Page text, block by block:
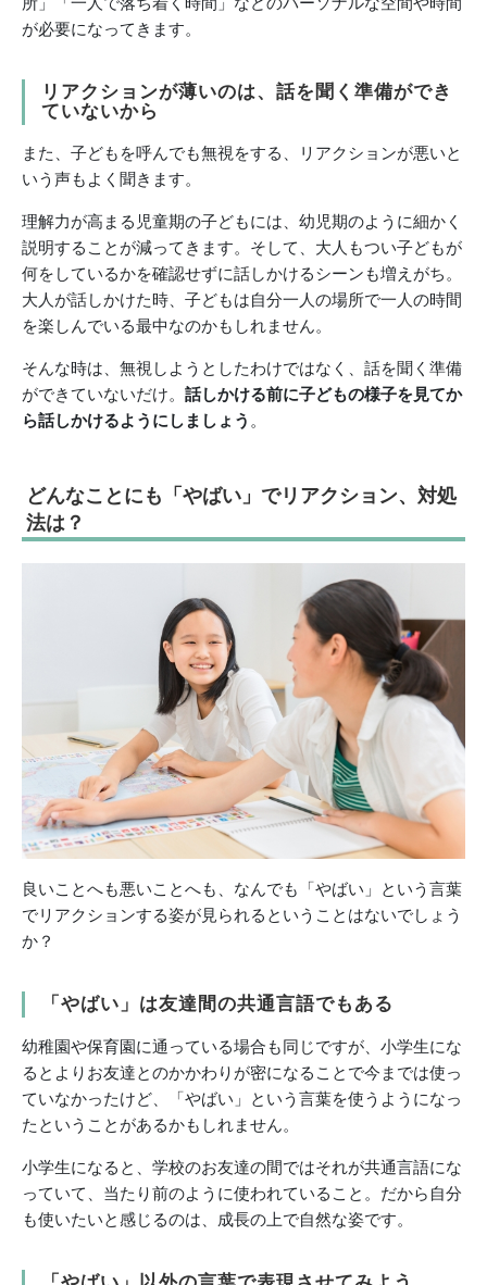
が必要になってきます。
リアクションが薄いのは、話を聞く準備ができ
ていないから
また、子どもを呼んでも無視をする、リアクションが悪いと
いう声もよく聞きます。
理解力が高まる児童期の子どもには、幼児期のように細かく
説明することが減ってきます。そして、大人もつい子どもが
何をしているかを確認せずに話しかけるシーンも増えがち。
大人が話しかけた時、子どもは自分一人の場所で一人の時間
を楽しんでいる最中なのかもしれません。
そんな時は、無視しようとしたわけではなく、話を聞く準備
ができていないだけ。 話しかける前に子どもの様子を見てか
ら話しかけるようにしましょう 。
どんなことにも「やばい」でリアクション、対処
法は？
良いことへも悪いことへも、なんでも「やばい」という言葉
でリアクションする姿が見られるということはないでしょう
か？
「やばい」は友達間の共通言語でもある
幼稚園や保育園に通っている場合も同じですが、小学生にな
るとよりお友達とのかかわりが密になることで今までは使っ
ていなかったけど、「やばい」という言葉を使うようになっ
たということがあるかもしれません。
小学生になると、学校のお友達の間ではそれが共通言語にな
っていて、当たり前のように使われていること。だから自分
も使いたいと感じるのは、成長の上で自然な姿です。